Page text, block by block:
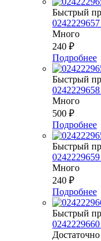
Быстрый
Много
240 ₽
Подробнее
Быстрый
Много
500 ₽
Подробнее
Быстрый
Много
240 ₽
Подробнее
Быстрый
Достаточно